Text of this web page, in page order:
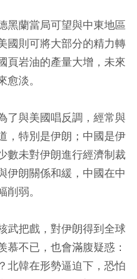
黑蘭當局可望與中東地區
國則可將大部分的精力轉
頁岩油的產量大增，未來
淡。
了與美國唱反調，經常與
，特別是伊朗；中國是伊
數未對伊朗進行經濟制裁
伊朗關係和緩，中國在中
弱。
武把戲，對伊朗得到全球
慕不已，也會滿腹疑惑：
北韓在形勢逼迫下，恐怕